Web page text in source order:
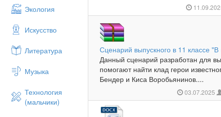
Экология
Искусство
Литература
Музыка
Технология
(мальчики)
Сценарий выпускного в 11 классе "В
Данный сценарий разработан для
помогают найти клад герои
Бендер и Киса Воробьянинов....
03.07.2025